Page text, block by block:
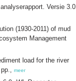
Versie 3.0.
(1930-2011) of mud
Management
load for the river
meer